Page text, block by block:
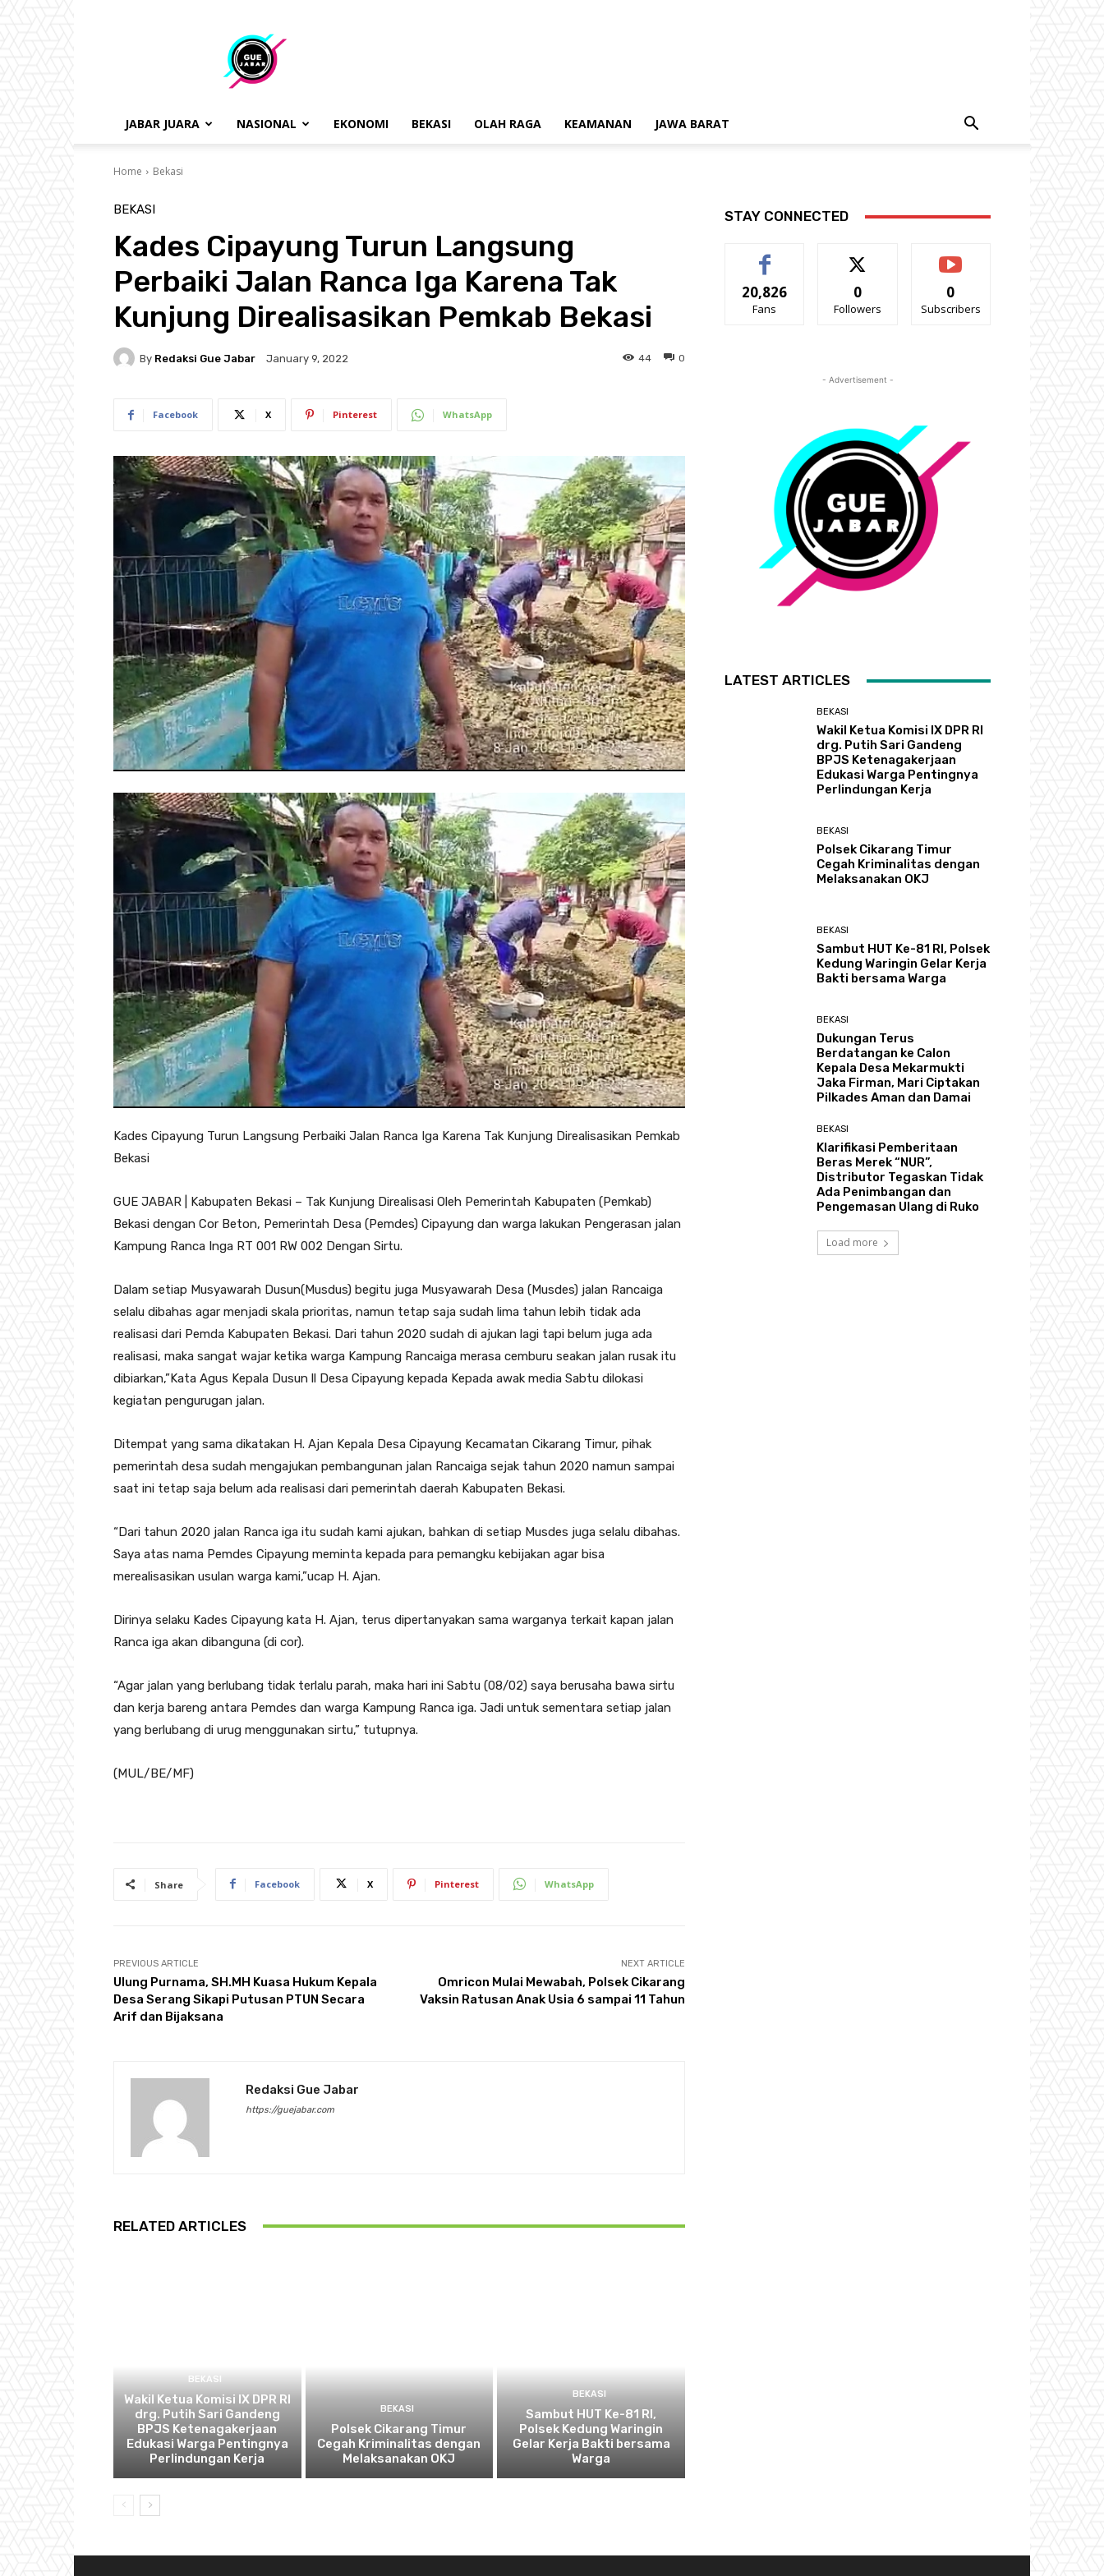
gue
jabar
JABAR JUARA NASIONAL EKONOMI BEKASI OLAH RAGA KEAMANAN JAWA BARAT
Home Bekasi
BEKASI
Kades Cipayung Turun Langsung
Perbaiki Jalan Ranca Iga Karena Tak
Kunjung Direalisasikan Pemkab Bekasi
By Redaksi Gue Jabar January 9, 2022 0
44
Facebook X Pinterest WhatsApp
Kades Cipayung Turun Langsung Perbaiki Jalan Ranca Iga Karena Tak Kunjung Direalisasikan Pemkab
Bekasi
GUE JABAR | Kabupaten Bekasi – Tak Kunjung Direalisasi Oleh Pemerintah Kabupaten (Pemkab)
Bekasi dengan Cor Beton, Pemerintah Desa (Pemdes) Cipayung dan warga lakukan Pengerasan jalan
Kampung Ranca Inga RT 001 RW 002 Dengan Sirtu.
Dalam setiap Musyawarah Dusun(Musdus) begitu juga Musyawarah Desa (Musdes) jalan Rancaiga
selalu dibahas agar menjadi skala prioritas, namun tetap saja sudah lima tahun lebih tidak ada
realisasi dari Pemda Kabupaten Bekasi. Dari tahun 2020 sudah di ajukan lagi tapi belum juga ada
realisasi, maka sangat wajar ketika warga Kampung Rancaiga merasa cemburu seakan jalan rusak itu
dibiarkan,”Kata Agus Kepala Dusun ll Desa Cipayung kepada Kepada awak media Sabtu dilokasi
kegiatan pengurugan jalan.
Ditempat yang sama dikatakan H. Ajan Kepala Desa Cipayung Kecamatan Cikarang Timur, pihak
pemerintah desa sudah mengajukan pembangunan jalan Rancaiga sejak tahun 2020 namun sampai
saat ini tetap saja belum ada realisasi dari pemerintah daerah Kabupaten Bekasi.
“Dari tahun 2020 jalan Ranca iga itu sudah kami ajukan, bahkan di setiap Musdes juga selalu dibahas.
Saya atas nama Pemdes Cipayung meminta kepada para pemangku kebijakan agar bisa
merealisasikan usulan warga kami,”ucap H. Ajan.
Dirinya selaku Kades Cipayung kata H. Ajan, terus dipertanyakan sama warganya terkait kapan jalan
Ranca iga akan dibanguna (di cor).
“Agar jalan yang berlubang tidak terlalu parah, maka hari ini Sabtu (08/02) saya berusaha bawa sirtu
dan kerja bareng antara Pemdes dan warga Kampung Ranca iga. Jadi untuk sementara setiap jalan
yang berlubang di urug menggunakan sirtu,” tutupnya.
(MUL/BE/MF)
Share Facebook X Pinterest WhatsApp
PREVIOUS ARTICLE
Ulung Purnama, SH.MH Kuasa Hukum Kepala
Desa Serang Sikapi Putusan PTUN Secara
Arif dan Bijaksana
NEXT ARTICLE
Omricon Mulai Mewabah, Polsek Cikarang
Vaksin Ratusan Anak Usia 6 sampai 11 Tahun
Redaksi Gue Jabar
https://guejabar.com
RELATED ARTICLES
BEKASI
Wakil Ketua Komisi IX DPR RI
drg. Putih Sari Gandeng
BPJS Ketenagakerjaan
Edukasi Warga Pentingnya
Perlindungan Kerja
BEKASI
Polsek Cikarang Timur
Cegah Kriminalitas dengan
Melaksanakan OKJ
BEKASI
Sambut HUT Ke-81 RI,
Polsek Kedung Waringin
Gelar Kerja Bakti bersama
Warga
STAY CONNECTED
20,826
Fans
0
Followers
0
Subscribers
- Advertisement -
LATEST ARTICLES
BEKASI
Wakil Ketua Komisi IX DPR RI
drg. Putih Sari Gandeng
BPJS Ketenagakerjaan
Edukasi Warga Pentingnya
Perlindungan Kerja
BEKASI
Polsek Cikarang Timur
Cegah Kriminalitas dengan
Melaksanakan OKJ
BEKASI
Sambut HUT Ke-81 RI, Polsek
Kedung Waringin Gelar Kerja
Bakti bersama Warga
BEKASI
Dukungan Terus
Berdatangan ke Calon
Kepala Desa Mekarmukti
Jaka Firman, Mari Ciptakan
Pilkades Aman dan Damai
BEKASI
Klarifikasi Pemberitaan
Beras Merek “NUR”,
Distributor Tegaskan Tidak
Ada Penimbangan dan
Pengemasan Ulang di Ruko
Load more